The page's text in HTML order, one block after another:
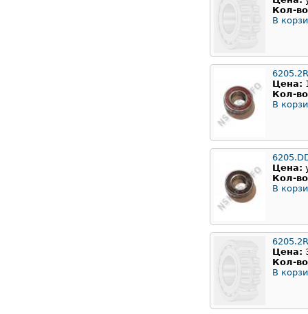
Кол-
В
Цена:
Кол-
В
Цена:
Кол-
В
Цена:
Кол-
В